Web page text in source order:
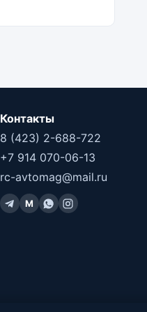
Контакты
8 (423) 2-688-722
+7 914 070-06-13
rc-avtomag@mail.ru
M